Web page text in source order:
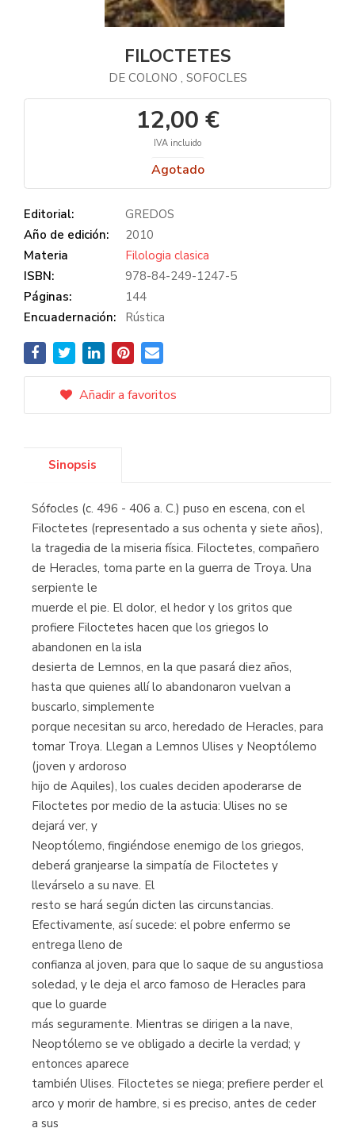
FILOCTETES
DE COLONO , SOFOCLES
12,00 €
IVA incluido
Agotado
Editorial:
GREDOS
Año de edición:
2010
Materia
Filologia clasica
ISBN:
978-84-249-1247-5
Páginas:
144
Encuadernación:
Rústica
Añadir a favoritos
Sinopsis
Sófocles (c. 496 - 406 a. C.) puso en escena, con el
Filoctetes (representado a sus ochenta y siete años),
la tragedia de la miseria física. Filoctetes, compañero
de Heracles, toma parte en la guerra de Troya. Una
serpiente le
muerde el pie. El dolor, el hedor y los gritos que
profiere Filoctetes hacen que los griegos lo
abandonen en la isla
desierta de Lemnos, en la que pasará diez años,
hasta que quienes allí lo abandonaron vuelvan a
buscarlo, simplemente
porque necesitan su arco, heredado de Heracles, para
tomar Troya. Llegan a Lemnos Ulises y Neoptólemo
(joven y ardoroso
hijo de Aquiles), los cuales deciden apoderarse de
Filoctetes por medio de la astucia: Ulises no se
dejará ver, y
Neoptólemo, fingiéndose enemigo de los griegos,
deberá granjearse la simpatía de Filoctetes y
llevárselo a su nave. El
resto se hará según dicten las circunstancias.
Efectivamente, así sucede: el pobre enfermo se
entrega lleno de
confianza al joven, para que lo saque de su angustiosa
soledad, y le deja el arco famoso de Heracles para
que lo guarde
más seguramente. Mientras se dirigen a la nave,
Neoptólemo se ve obligado a decirle la verdad; y
entonces aparece
también Ulises. Filoctetes se niega; prefiere perder el
arco y morir de hambre, si es preciso, antes de ceder
a sus